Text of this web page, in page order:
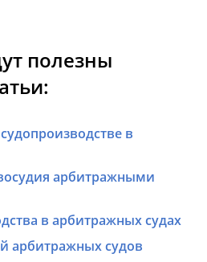
полезны
в
арбитражными
в арбитражных судах
арбитражных судов